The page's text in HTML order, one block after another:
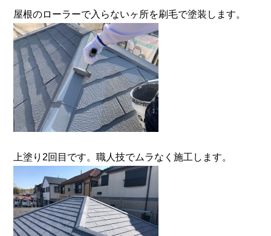
屋根のローラーで入らないヶ所を刷毛で塗装します。
上塗り2回目です。職人技でムラなく施工します。